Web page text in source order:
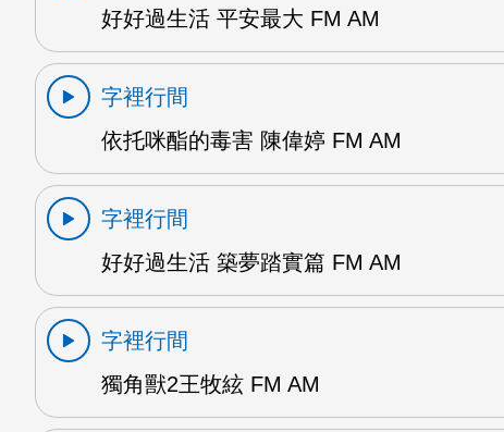
好好過生活 平安最大 FM AM
字裡行間
依托咪酯的毒害 陳偉婷 FM AM
字裡行間
好好過生活 築夢踏實篇 FM AM
字裡行間
獨角獸2王牧絃 FM AM